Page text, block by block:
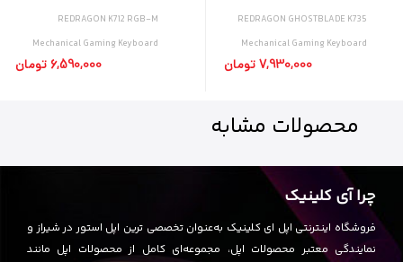
ردراگون مدل GHOSTBLADE
K735
REDRAGON GHOSTBLADE K735
Mechanical Gaming Keyboard
7,930,000 تومان
ردراگون مدل K712 RGB-M
REDRAGON K712 RGB-M
Mechanical Gaming Keyboard
6,590,000 تومان
محصولات مشابه
چرا آی کلینیک
فروشگاه اینترنتی اپل ای کلینیک به‌عنوان تخصصی ترین اپل استور در شیراز و
نمایندگی معتبر محصولات اپل، مجموعه‌ای کامل از محصولات اپل مانند